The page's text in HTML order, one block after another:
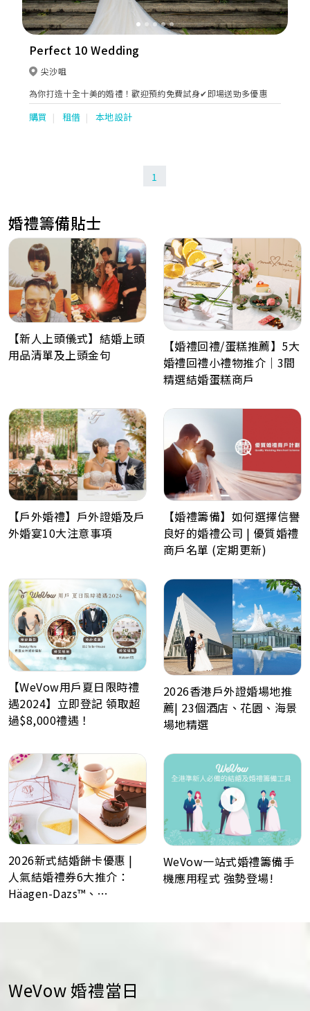
Perfect 10 Wedding
尖沙咀
為你打造十全十美的婚禮！歡迎預約免費試身✔即場送勁多優惠
購買 租借 本地設計
1
婚禮籌備貼士
【新人上頭儀式】結婚上頭
用品清單及上頭金句
【婚禮回禮/蛋糕推薦】5大
婚禮回禮小禮物推介｜3間
精選結婚蛋糕商戶
【戶外婚禮】戶外證婚及戶
外婚宴10大注意事項
【婚禮籌備】如何選擇信譽
良好的婚禮公司 | 優質婚禮
商戶名單 (定期更新)
【WeVow用戶夏日限時禮
遇2024】立即登記 領取超
過$8,000禮遇！
2026香港戶外證婚場地推
薦| 23個酒店、花園、海景
場地精選
2026新式結婚餅卡優惠 |
人氣結婚禮券6大推介：
Häagen-Dazs™、
Lafayet、Lucullus 龍島
WeVow一站式婚禮籌備手
機應用程式 強勢登場!
WeVow 婚禮當日